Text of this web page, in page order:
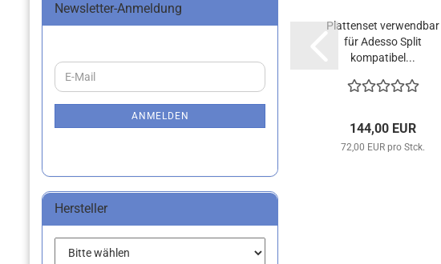
Plattenset verwendbar
für Adesso Split
kompatibel...
144,00 EUR
72,00 EUR pro Stck.
Newsletter-Anmeldung
WEITER
ZUR
E-
Mail
ANMELDEN
Hersteller